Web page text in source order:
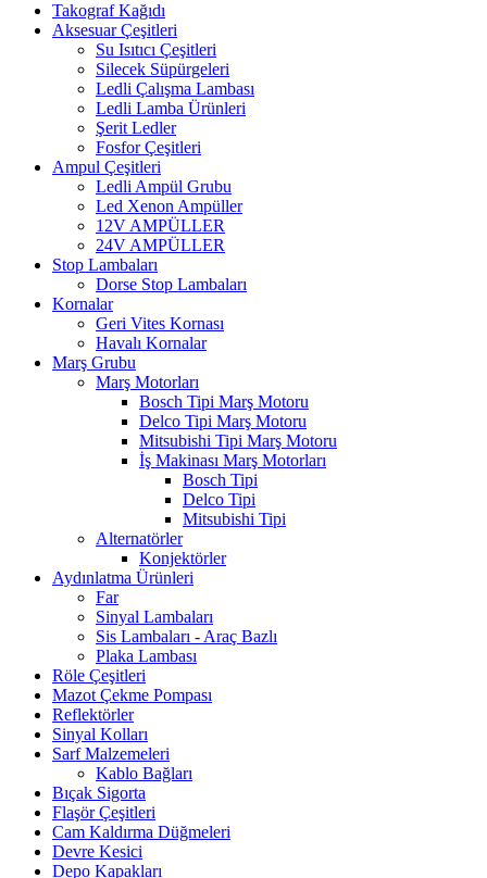
Takograf Kağıdı
Aksesuar Çeşitleri
Su Isıtıcı Çeşitleri
Silecek Süpürgeleri
Ledli Çalışma Lambası
Ledli Lamba Ürünleri
Şerit Ledler
Fosfor Çeşitleri
Ampul Çeşitleri
Ledli Ampül Grubu
Led Xenon Ampüller
12V AMPÜLLER
24V AMPÜLLER
Stop Lambaları
Dorse Stop Lambaları
Kornalar
Geri Vites Kornası
Havalı Kornalar
Marş Grubu
Marş Motorları
Bosch Tipi Marş Motoru
Delco Tipi Marş Motoru
Mitsubishi Tipi Marş Motoru
İş Makinası Marş Motorları
Bosch Tipi
Delco Tipi
Mitsubishi Tipi
Alternatörler
Konjektörler
Aydınlatma Ürünleri
Far
Sinyal Lambaları
Sis Lambaları - Araç Bazlı
Plaka Lambası
Röle Çeşitleri
Mazot Çekme Pompası
Reflektörler
Sinyal Kolları
Sarf Malzemeleri
Kablo Bağları
Bıçak Sigorta
Flaşör Çeşitleri
Cam Kaldırma Düğmeleri
Devre Kesici
Depo Kapakları